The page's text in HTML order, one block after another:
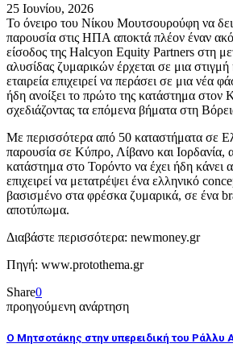
25 Ιουνίου, 2026
Το όνειρο του Νίκου Μουτσουρούφη να
παρουσία στις ΗΠΑ αποκτά πλέον έναν
είσοδος της Halcyon Equity Partners στη
αλυσίδας ζυμαρικών έρχεται σε μια
εταιρεία επιχειρεί να περάσει σε μια νέα
ήδη ανοίξει το πρώτο της κατάστημα στον
σχεδιάζοντας τα επόμενα βήματα στη
Με περισσότερα από 50 καταστήματα σε
παρουσία σε Κύπρο, Λίβανο και Ιορδανία,
κατάστημα στο Τορόντο να έχει ήδη κάνει
επιχειρεί να μετατρέψει ένα ελληνικό
βασισμένο στα φρέσκα ζυμαρικά, σε ένα
αποτύπωμα.
Διαβάστε περισσότερα: newmoney.gr
Πηγή: www.protothema.gr
Share0
προηγούμενη ανάρτηση
Ο Μητσοτάκης στην υπερειδική του Ράλλυ